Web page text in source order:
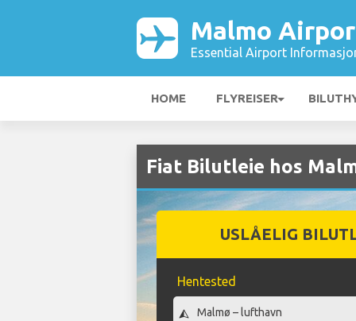
Malmo
Essential Airport
HOME FLYREISER
Fiat Bilutleie hos
USLÅELIG
Hentested